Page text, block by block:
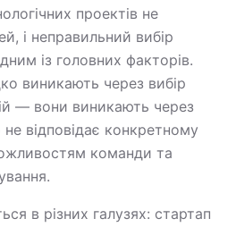
проектів не
і неправильний вибір
із головних факторів.
виникають через вибір
— вони виникають через
не відповідає конкретному
команди та
в різних галузях: стартап